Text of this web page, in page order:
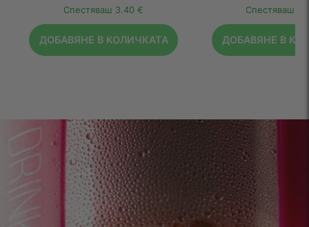
Спестяваш 3.40 €
ДОБАВЯНЕ В КОЛИЧКАТА
Спестяваш
ДОБАВЯНЕ В